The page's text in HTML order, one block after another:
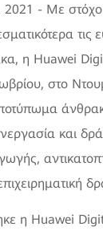
- Με στόχο
η Huawei
στο
και
η Huawei